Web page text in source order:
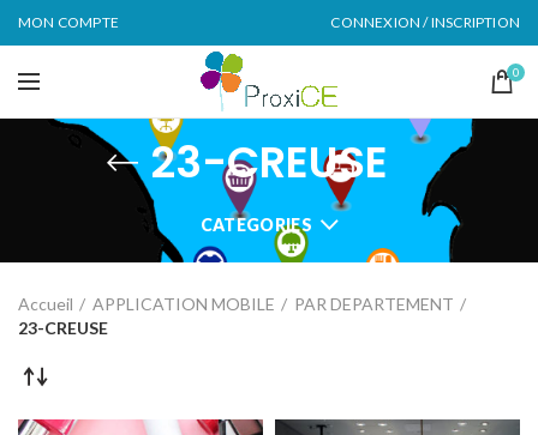
MON COMPTE CONNEXION / INSCRIPTION
0
23-CREUSE
CATEGORIES
Accueil APPLICATION MOBILE
PAR DEPARTEMENT
23-CREUSE